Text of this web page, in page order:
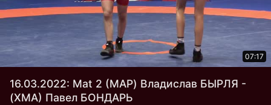
07:17
16.03.2022: Mat 2 (МАР) Владислав БЫРЛЯ -
(ХМА) Павел БОНДАРЬ